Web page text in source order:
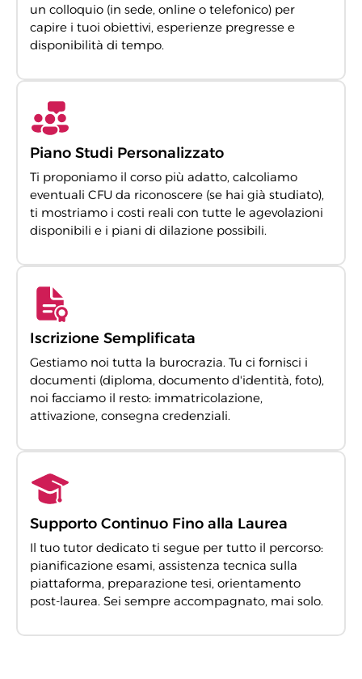
un colloquio (in sede, online o telefonico) per
capire i tuoi obiettivi, esperienze pregresse e
disponibilità di tempo.
Piano Studi Personalizzato
Ti proponiamo il corso più adatto, calcoliamo
eventuali CFU da riconoscere (se hai già studiato),
ti mostriamo i costi reali con tutte le agevolazioni
disponibili e i piani di dilazione possibili.
Iscrizione Semplificata
Gestiamo noi tutta la burocrazia. Tu ci fornisci i
documenti (diploma, documento d'identità, foto),
noi facciamo il resto: immatricolazione,
attivazione, consegna credenziali.
Supporto Continuo Fino alla Laurea
Il tuo tutor dedicato ti segue per tutto il percorso:
pianificazione esami, assistenza tecnica sulla
piattaforma, preparazione tesi, orientamento
post-laurea. Sei sempre accompagnato, mai solo.